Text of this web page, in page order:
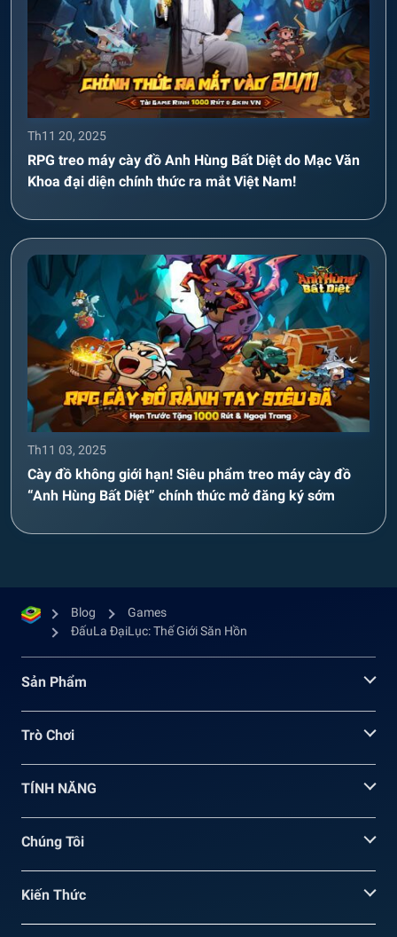
Th11 20, 2025
RPG treo máy cày đồ Anh Hùng Bất Diệt do Mạc Văn
Khoa đại diện chính thức ra mắt Việt Nam!
Th11 03, 2025
Cày đồ không giới hạn! Siêu phẩm treo máy cày đồ
“Anh Hùng Bất Diệt” chính thức mở đăng ký sớm
Blog
Games
ĐấuLa ĐạiLục: Thế Giới Săn Hồn
Sản Phẩm
Trò Chơi
TÍNH NĂNG
Chúng Tôi
Kiến Thức